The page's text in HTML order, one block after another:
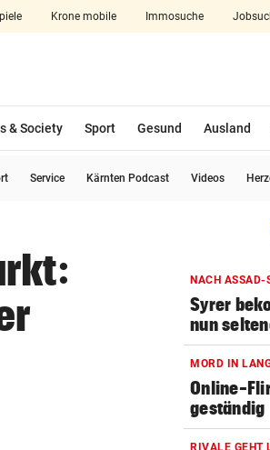
Krone mobile Immosuche
aufklappen
& Society Sport Gesund Ausland
Service Kärnten Podcast Videos
NACH ASSAD-
Syrer
nun
MORD IN
Online-
geständig
RIVALE GEHT